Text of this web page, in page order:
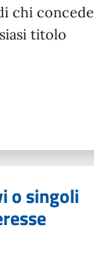
chi concede
titolo
o singoli